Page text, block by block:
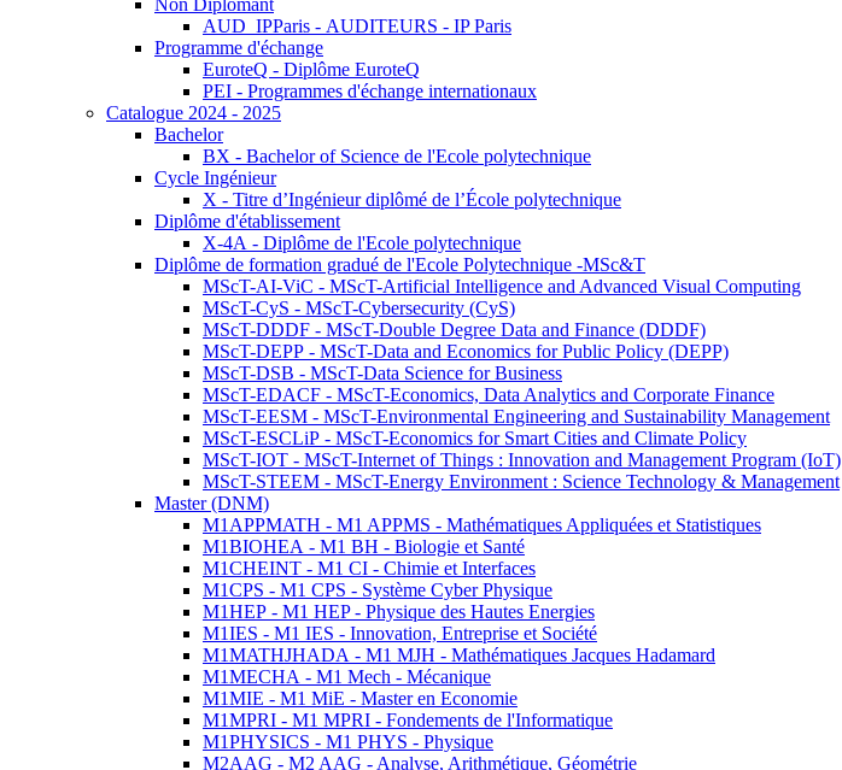
Non Diplomant
AUD_IPParis - AUDITEURS - IP Paris
Programme d'échange
EuroteQ - Diplôme EuroteQ
PEI - Programmes d'échange internationaux
Catalogue 2024 - 2025
Bachelor
BX - Bachelor of Science de l'Ecole polytechnique
Cycle Ingénieur
X - Titre d’Ingénieur diplômé de l’École polytechnique
Diplôme d'établissement
X-4A - Diplôme de l'Ecole polytechnique
Diplôme de formation gradué de l'Ecole Polytechnique -MSc&T
MScT-AI-ViC - MScT-Artificial Intelligence and Advanced Visual Computing
MScT-CyS - MScT-Cybersecurity (CyS)
MScT-DDDF - MScT-Double Degree Data and Finance (DDDF)
MScT-DEPP - MScT-Data and Economics for Public Policy (DEPP)
MScT-DSB - MScT-Data Science for Business
MScT-EDACF - MScT-Economics, Data Analytics and Corporate Finance
MScT-EESM - MScT-Environmental Engineering and Sustainability Management
MScT-ESCLiP - MScT-Economics for Smart Cities and Climate Policy
MScT-IOT - MScT-Internet of Things : Innovation and Management Program (IoT)
MScT-STEEM - MScT-Energy Environment : Science Technology & Management
Master (DNM)
M1APPMATH - M1 APPMS - Mathématiques Appliquées et Statistiques
M1BIOHEA - M1 BH - Biologie et Santé
M1CHEINT - M1 CI - Chimie et Interfaces
M1CPS - M1 CPS - Système Cyber Physique
M1HEP - M1 HEP - Physique des Hautes Energies
M1IES - M1 IES - Innovation, Entreprise et Société
M1MATHJHADA - M1 MJH - Mathématiques Jacques Hadamard
M1MECHA - M1 Mech - Mécanique
M1MIE - M1 MiE - Master en Economie
M1MPRI - M1 MPRI - Fondements de l'Informatique
M1PHYSICS - M1 PHYS - Physique
M2AAG - M2 AAG - Analyse, Arithmétique, Géométrie